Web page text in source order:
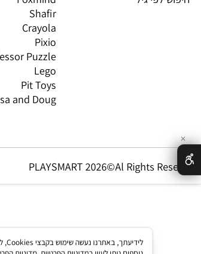
Headu
Foxmind
Shafir
Crayola
Professor Puzzle
Melissa and Doug